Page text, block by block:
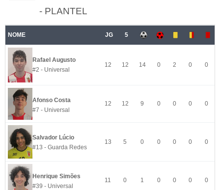
- PLANTEL
NOME JG 5
Rafael Augusto
#2 - Universal
12 12 14 0 2 0 0
Afonso Costa
#7 - Universal
12 12 9 0 0 0 0
Salvador Lúcio
#13 - Guarda Redes
13 5 0 0 0 0 0
Henrique Simões
#39 - Universal
11 0 1 0 0 0 0